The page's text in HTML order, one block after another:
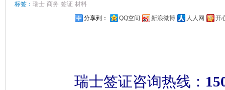
标签： 瑞士 商务 签证 材料
分享到：
QQ空间 新浪微博 人人网 开
瑞士签证咨询热线：